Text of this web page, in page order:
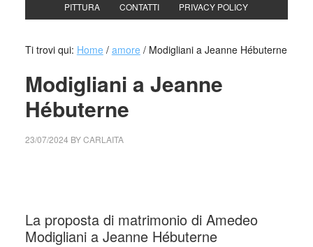
PITTURA CONTATTI PRIVACY POLICY
Ti trovi qui: Home / amore /Modigliani a Jeanne Hébuterne
Modigliani a Jeanne
Hébuterne
23/07/2024 BYCARLAITA
La proposta di matrimonio di Amedeo
Modigliani a Jeanne Hébuterne